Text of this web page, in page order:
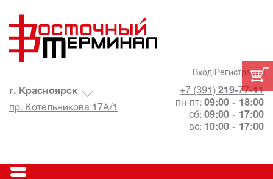
Вход| Регистрация
+7 (391) 219-77-11
пн-пт: 09:00 - 18:00
сб: 09:00 - 17:00
вс: 10:00 - 17:00
г. Красноярск
пр. Котельникова 17А/1